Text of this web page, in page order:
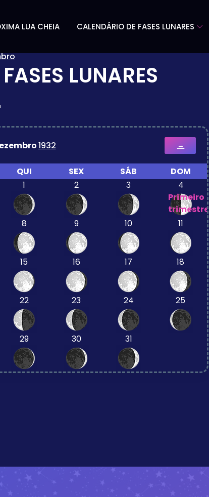
LUA CHEIA CALENDÁRIO DE FASES LUNARES
LUNARES
1932 →
QUI SEX SÁB
DOM
1
2 3
4
Primeiro
trimestre
8 9 10 11
15 16 17 18
22 23 24 25
29 30 31